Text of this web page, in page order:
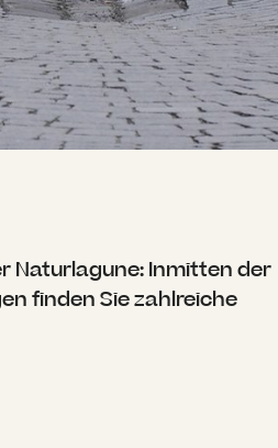
Naturlagune: Inmitten der
finden Sie zahlreiche